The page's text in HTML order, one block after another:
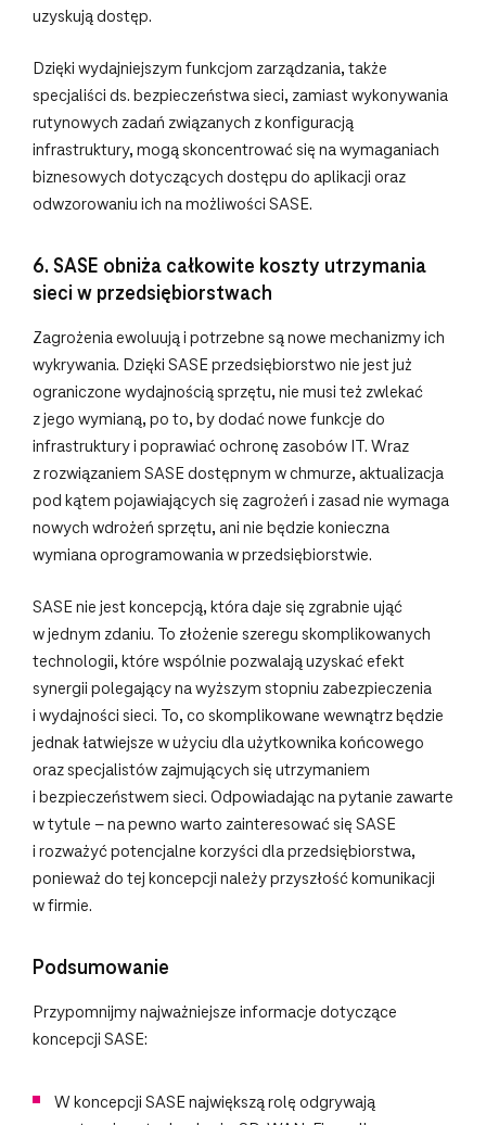
uzyskują dostęp.
Dzięki wydajniejszym funkcjom zarządzania, także
specjaliści ds. bezpieczeństwa sieci, zamiast wykonywania
rutynowych zadań związanych z konfiguracją
infrastruktury, mogą skoncentrować się na wymaganiach
biznesowych dotyczących dostępu do aplikacji oraz
odwzorowaniu ich na możliwości SASE.
6. SASE obniża całkowite koszty utrzymania
sieci w przedsiębiorstwach
Zagrożenia ewoluują i potrzebne są nowe mechanizmy ich
wykrywania. Dzięki SASE przedsiębiorstwo nie jest już
ograniczone wydajnością sprzętu, nie musi też zwlekać
z jego wymianą, po to, by dodać nowe funkcje do
infrastruktury i poprawiać ochronę zasobów IT. Wraz
z rozwiązaniem SASE dostępnym w chmurze, aktualizacja
pod kątem pojawiających się zagrożeń i zasad nie wymaga
nowych wdrożeń sprzętu, ani nie będzie konieczna
wymiana oprogramowania w przedsiębiorstwie.
SASE nie jest koncepcją, która daje się zgrabnie ująć
w jednym zdaniu. To złożenie szeregu skomplikowanych
technologii, które wspólnie pozwalają uzyskać efekt
synergii polegający na wyższym stopniu zabezpieczenia
i wydajności sieci. To, co skomplikowane wewnątrz będzie
jednak łatwiejsze w użyciu dla użytkownika końcowego
oraz specjalistów zajmujących się utrzymaniem
i bezpieczeństwem sieci. Odpowiadając na pytanie zawarte
w tytule – na pewno warto zainteresować się SASE
i rozważyć potencjalne korzyści dla przedsiębiorstwa,
ponieważ do tej koncepcji należy przyszłość komunikacji
w firmie.
Podsumowanie
Przypomnijmy najważniejsze informacje dotyczące
koncepcji SASE:
W koncepcji SASE największą rolę odgrywają